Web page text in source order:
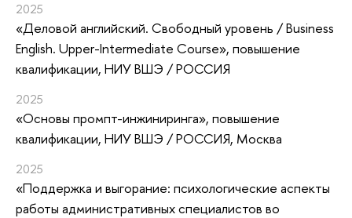
2025
«Деловой английский. Свободный уровень / Business
English. Upper-Intermediate Course», повышение
квалификации, НИУ ВШЭ / РОССИЯ
2025
«Основы промпт-инжиниринга», повышение
квалификации, НИУ ВШЭ / РОССИЯ, Москва
2025
«Поддержка и выгорание: психологические аспекты
работы административных специалистов во